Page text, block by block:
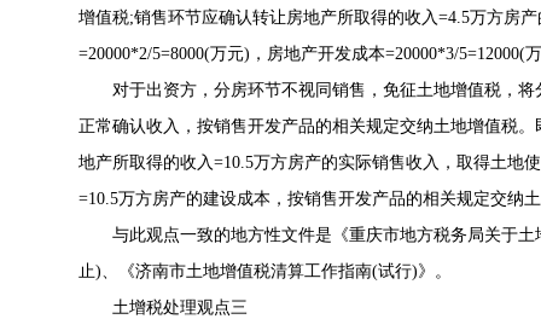
增值税;销售环节应确认转让房地产所取得的收入=4.5万方房
=20000*2/5=8000(万元)，房地产开发成本=20000*3/
对于出资方，分房环节不视同销售，免征土地增值税，将
正常确认收入，按销售开发产品的相关规定交纳土地增值税
地产所取得的收入=10.5万方房产的实际销售收入，取得土地
=10.5万方房产的建设成本，按销售开发产品的相关规定交纳
与此观点一致的地方性文件是《重庆市地方税务局关于
止)、《济南市土地增值税清算工作指南(试行)》。
土增税处理观点三